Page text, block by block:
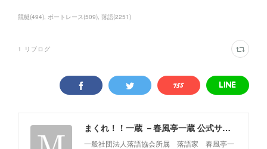
競艇(494) ボートレース(509) 落語(2251)
1 リブログ
まくれ！！一蔵 －春風亭一蔵 公式サイト－
一般社団法人落語協会所属 落語家 春風亭一